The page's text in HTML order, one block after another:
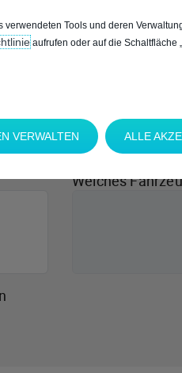
Welches
verwendeten Tools und deren
aufrufen oder auf die Schaltfläche
VERWALTEN ALLE